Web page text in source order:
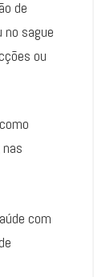
de
no sague
ou
com